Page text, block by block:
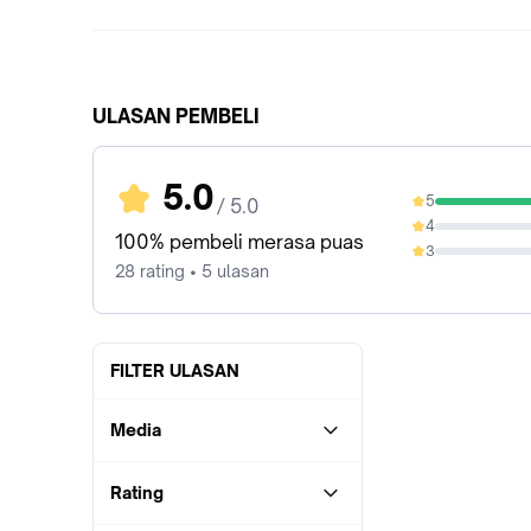
ULASAN PEMBELI
5.0 / 5.0
100% pembeli merasa puas
28 rating • 5 ulasan
5
100%
4
0%
3
0%
FILTER ULASAN
Media
Rating